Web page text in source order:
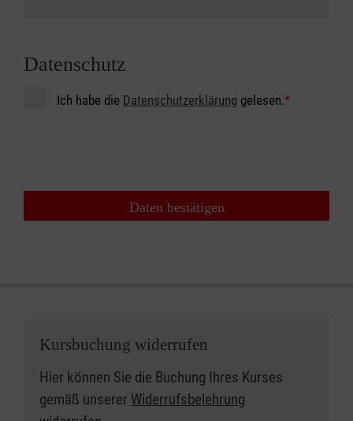
Datenschutz
Ich habe die Datenschutzerklärung gelesen.*
Daten bestätigen
Kursbuchung widerrufen
Hier können Sie die Buchung Ihres Kurses
gemäß unserer Widerrufsbelehrung